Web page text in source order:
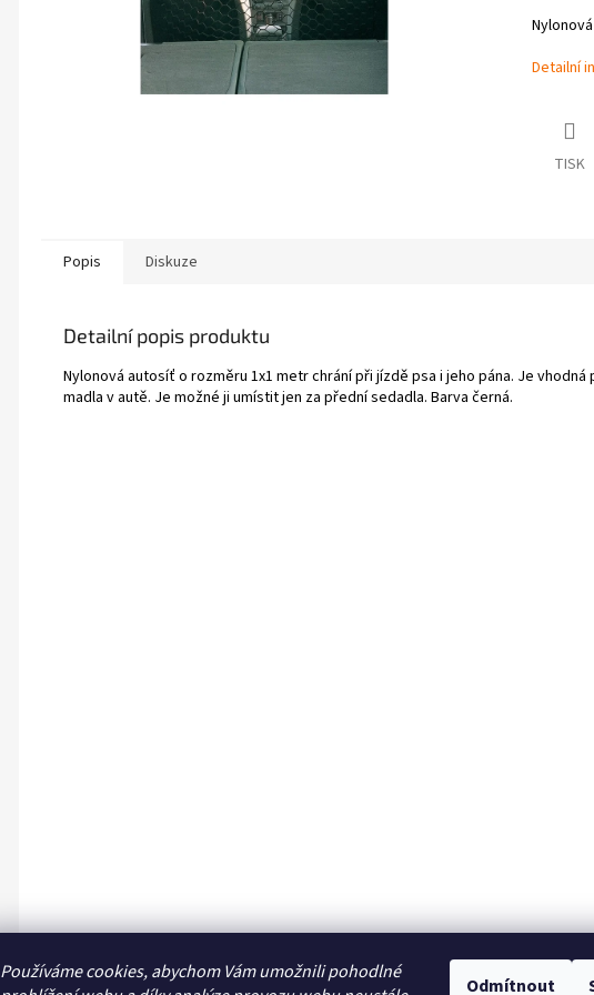
Používáme cookies, abychom Vám umožnili pohodlné
Odmítnout
Detailní
TISK
Popis Diskuze
Detailní popis produktu
Nylonová autosíť o rozměru 1x1 metr chrání při jízdě psa i jeho pána. Je
madla v autě. Je možné ji umístit jen za přední sedadla. Barva černá.